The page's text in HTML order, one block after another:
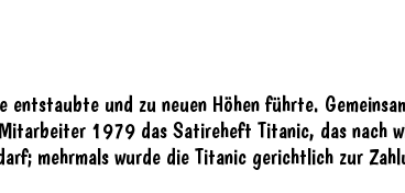
und zu neuen Höhen führte.
1979 das Satireheft Titanic, das nach
mehrmals wurde die Titanic gerichtlich zur